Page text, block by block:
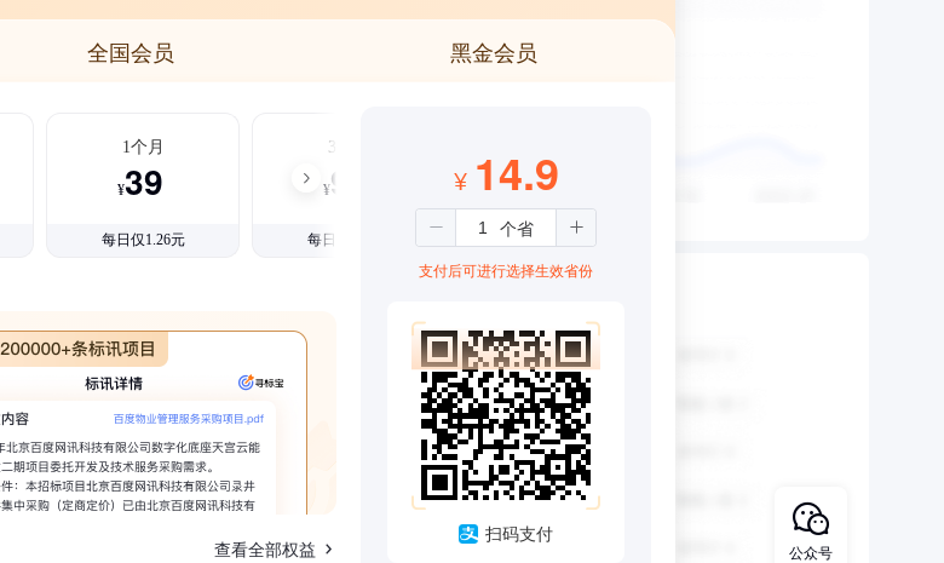
全国会员 黑金会员
1个月
¥39
每日仅1.26元
3个月
¥99
每日仅1.08元
查看全部权益
¥ 14.9
支付后可进行选择生效省份
扫码支付
公众号